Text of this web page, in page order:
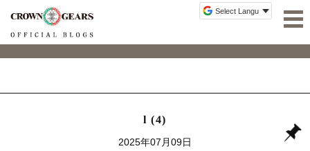
l (4)
2025年07月09日